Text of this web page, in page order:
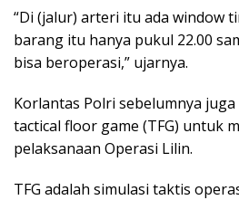
“Di (jalur) arteri itu ada window
barang itu hanya pukul 22.00
bisa beroperasi,” ujarnya.
Korlantas Polri sebelumnya
tactical floor game (TFG) untuk
pelaksanaan Operasi Lilin.
TFG adalah simulasi taktis